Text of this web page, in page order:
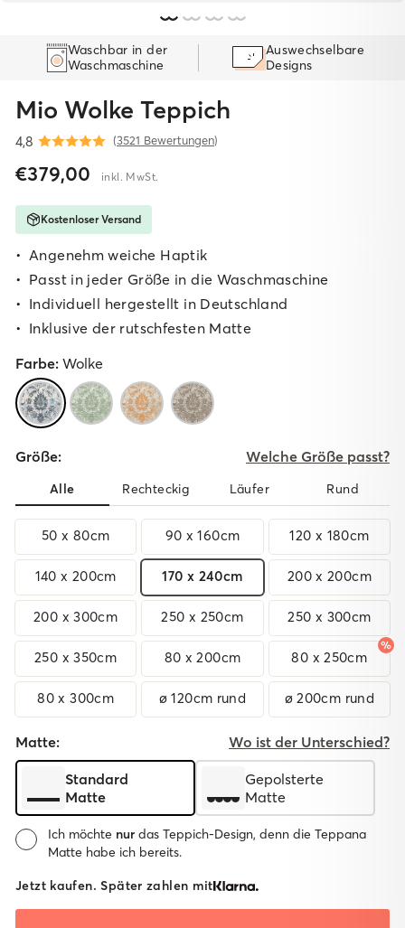
Waschbar in der
Waschmaschine
Auswechselbare
Designs
Mio Wolke Teppich
4,8 (3521 Bewertungen)
Normaler
Sonderpreis
€379,00 inkl. MwSt.
Kostenloser Versand
Angenehm weiche Haptik
Passt in jeder Größe in die Waschmaschine
Individuell hergestellt in Deutschland
Inklusive der rutschfesten Matte
Farbe: Wolke
Größe: Welche Größe passt?
Alle Rechteckig Läufer Rund
50 x 80cm 90 x 160cm 120 x 180cm
140 x 200cm 170 x 240cm 200 x 200cm
200 x 300cm 250 x 250cm 250 x 300cm
250 x 350cm 80 x 200cm 80 x 250cm
80 x 300cm ø 120cm rund ø 200cm rund
Matte: Wo ist der Unterschied?
Standard
Matte
Gepolsterte
Matte
Ich möchte nur das Teppich-Design, denn die Teppana
Matte habe ich bereits.
Matte:
Jetzt kaufen. Später zahlen mit